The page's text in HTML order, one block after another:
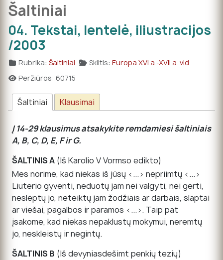
Šaltiniai
04. Tekstai, lentelė, iliustracijos
/2003
Rubrika: Šaltiniai Skiltis: Europa XVI a.-XVII a. vid.
Peržiūros: 60715
Šaltiniai Klausimai
Į 14-29 klausimus atsakykite remdamiesi šaltiniais
A, B, C, D, E, F ir G.
ŠALTINIS A (Iš Karolio V Vormso edikto)
Mes norime, kad niekas iš jūsų <...> nepriimtų <...>
Liuterio gyventi, neduotų jam nei valgyti, nei gerti,
neslėptų jo, neteiktų jam žodžiais ar darbais, slaptai
ar viešai, pagalbos ir paramos <...>. Taip pat
įsakome, kad niekas nepaklustų mokymui, neremtų
jo, neskleistų ir negintų.
ŠALTINIS B (Iš devyniasdešimt penkių tezių)